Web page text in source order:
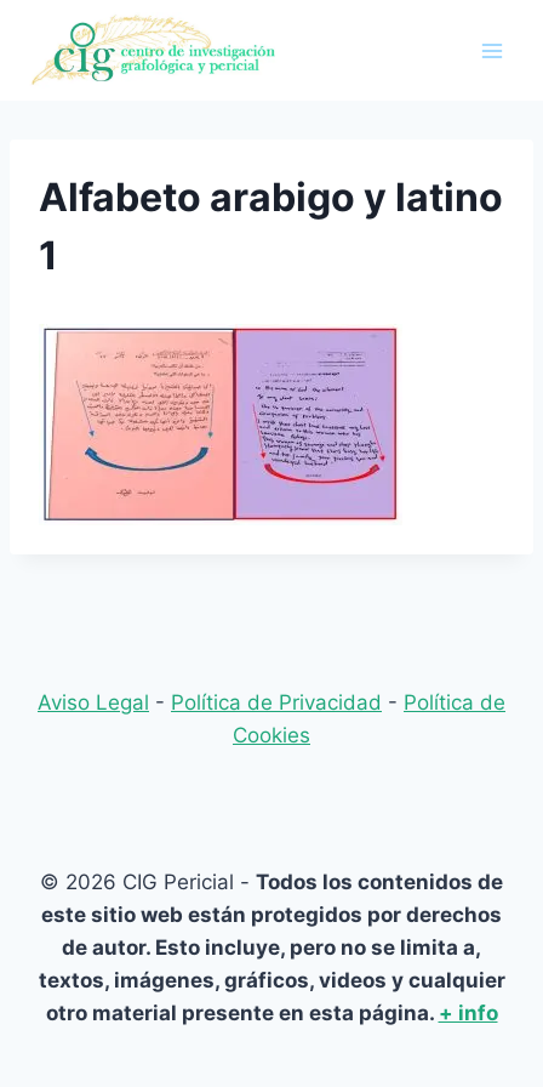
contenido
Alfabeto arabigo y latino
1
Aviso Legal - Política de Privacidad - Política de
Cookies
© 2026 CIG Pericial - Todos los contenidos de
este sitio web están protegidos por derechos
de autor. Esto incluye, pero no se limita a,
textos, imágenes, gráficos, videos y cualquier
otro material presente en esta página. + info